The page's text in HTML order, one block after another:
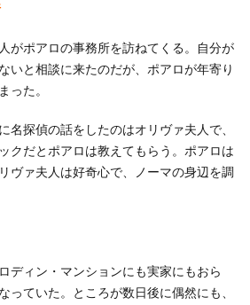
がポアロの事務所を訪ねてくる。自分が
いと相談に来たのだが、ポアロが年寄り
った。
名探偵の話をしたのはオリヴァ夫人で、
クだとポアロは教えてもらう。ポアロは
ヴァ夫人は好奇心で、ノーマの身辺を調
ディン・マンションにも実家にもおら
っていた。ところが数日後に偶然にも、